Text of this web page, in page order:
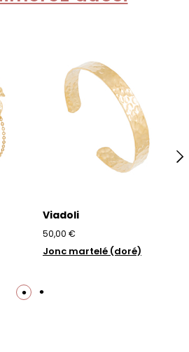
Viadoli
50,00 €
Jonc martelé (doré)